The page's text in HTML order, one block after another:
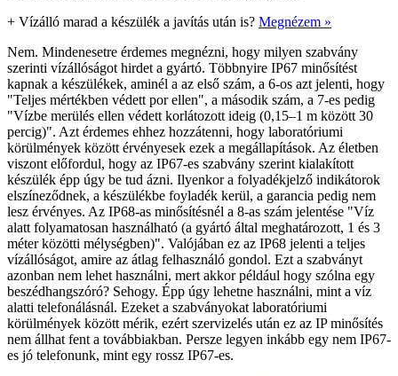
+ Vízálló marad a készülék a javítás után is? Megnézem »
Nem. Mindenesetre érdemes megnézni, hogy milyen szabvány
szerinti vízállóságot hirdet a gyártó. Többnyire IP67 minősítést
kapnak a készülékek, aminél a az első szám, a 6-os azt jelenti, hogy
"Teljes mértékben védett por ellen", a második szám, a 7-es pedig
"Vízbe merülés ellen védett korlátozott ideig (0,15–1 m között 30
percig)". Azt érdemes ehhez hozzátenni, hogy laboratóriumi
körülmények között érvényesek ezek a megállapítások. Az életben
viszont előfordul, hogy az IP67-es szabvány szerint kialakított
készülék épp úgy be tud ázni. Ilyenkor a folyadékjelző indikátorok
elszíneződnek, a készülékbe foyladék kerül, a garancia pedig nem
lesz érvényes. Az IP68-as minősítésnél a 8-as szám jelentése "Víz
alatt folyamatosan használható (a gyártó által meghatározott, 1 és 3
méter közötti mélységben)". Valójában ez az IP68 jelenti a teljes
vízállóságot, amire az átlag felhasználó gondol. Ezt a szabványt
azonban nem lehet használni, mert akkor például hogy szólna egy
beszédhangszóró? Sehogy. Épp úgy lehetne használni, mint a víz
alatti telefonálásnál. Ezeket a szabványokat laboratóriumi
körülmények között mérik, ezért szervizelés után ez az IP minősítés
nem állhat fent a továbbiakban. Persze legyen inkább egy nem IP67-
es jó telefonunk, mint egy rossz IP67-es.